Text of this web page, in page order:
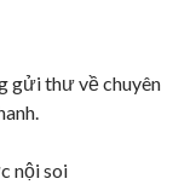
gửi thư về chuyên
nội soi